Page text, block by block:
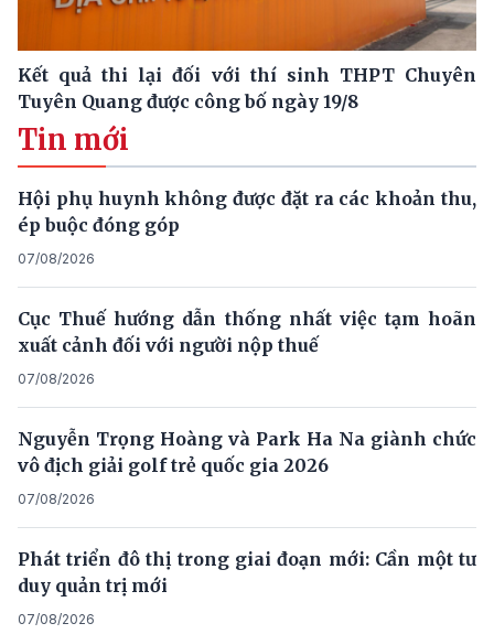
Kết quả thi lại đối với thí sinh THPT Chuyên
Tuyên Quang được công bố ngày 19/8
Tin mới
Hội phụ huynh không được đặt ra các khoản thu,
ép buộc đóng góp
07/08/2026
Cục Thuế hướng dẫn thống nhất việc tạm hoãn
xuất cảnh đối với người nộp thuế
07/08/2026
Nguyễn Trọng Hoàng và Park Ha Na giành chức
vô địch giải golf trẻ quốc gia 2026
07/08/2026
Phát triển đô thị trong giai đoạn mới: Cần một tư
duy quản trị mới
07/08/2026